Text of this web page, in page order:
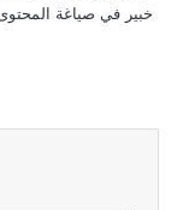
خبير في صياغة